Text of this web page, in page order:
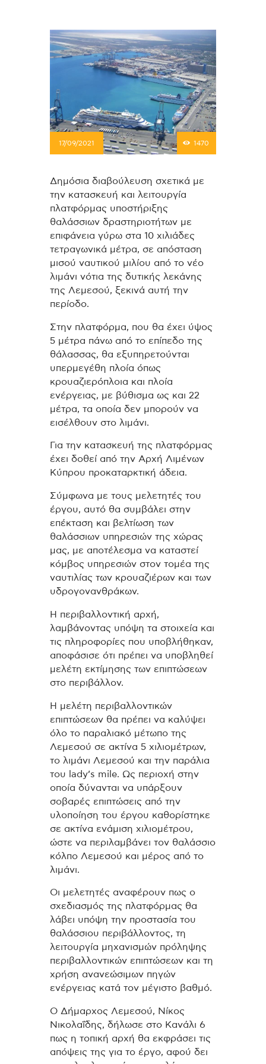
17/09/2021 1470
Δημόσια διαβούλευση σχετικά με
την κατασκευή και λειτουργία
πλατφόρμας υποστήριξης
θαλάσσιων δραστηριοτήτων με
επιφάνεια γύρω στα 10 χιλιάδες
τετραγωνικά μέτρα, σε απόσταση
μισού ναυτικού μιλίου από το νέο
λιμάνι νότια της δυτικής λεκάνης
της Λεμεσού, ξεκινά αυτή την
περίοδο.
Στην πλατφόρμα, που θα έχει ύψος
5 μέτρα πάνω από το επίπεδο της
θάλασσας, θα εξυπηρετούνται
υπερμεγέθη πλοία όπως
κρουαζιερόπλοια και πλοία
ενέργειας, με βύθισμα ως και 22
μέτρα, τα οποία δεν μπορούν να
εισέλθουν στο λιμάνι.
Για την κατασκευή της πλατφόρμας
έχει δοθεί από την Αρχή Λιμένων
Κύπρου προκαταρκτική άδεια.
Σύμφωνα με τους μελετητές του
έργου, αυτό θα συμβάλει στην
επέκταση και βελτίωση των
θαλάσσιων υπηρεσιών της χώρας
μας, με αποτέλεσμα να καταστεί
κόμβος υπηρεσιών στον τομέα της
ναυτιλίας των κρουαζιέρων και των
υδρογονανθράκων.
Η περιβαλλοντική αρχή,
λαμβάνοντας υπόψη τα στοιχεία και
τις πληροφορίες που υποβλήθηκαν,
αποφάσισε ότι πρέπει να υποβληθεί
μελέτη εκτίμησης των επιπτώσεων
στο περιβάλλον.
Η μελέτη περιβαλλοντικών
επιπτώσεων θα πρέπει να καλύψει
όλο το παραλιακό μέτωπο της
Λεμεσού σε ακτίνα 5 χιλιομέτρων,
το λιμάνι Λεμεσού και την παράλια
του lady’s mile. Ως περιοχή στην
οποία δύνανται να υπάρξουν
σοβαρές επιπτώσεις από την
υλοποίηση του έργου καθορίστηκε
σε ακτίνα ενάμιση χιλιομέτρου,
ώστε να περιλαμβάνει τον θαλάσσιο
κόλπο Λεμεσού και μέρος από το
λιμάνι.
Οι μελετητές αναφέρουν πως ο
σχεδιασμός της πλατφόρμας θα
λάβει υπόψη την προστασία του
θαλάσσιου περιβάλλοντος, τη
λειτουργία μηχανισμών πρόληψης
περιβαλλοντικών επιπτώσεων και τη
χρήση ανανεώσιμων πηγών
ενέργειας κατά τον μέγιστο βαθμό.
Ο Δήμαρχος Λεμεσού, Νίκος
Νικολαΐδης, δήλωσε στο Κανάλι 6
πως η τοπική αρχή θα εκφράσει τις
απόψεις της για το έργο, αφού δει